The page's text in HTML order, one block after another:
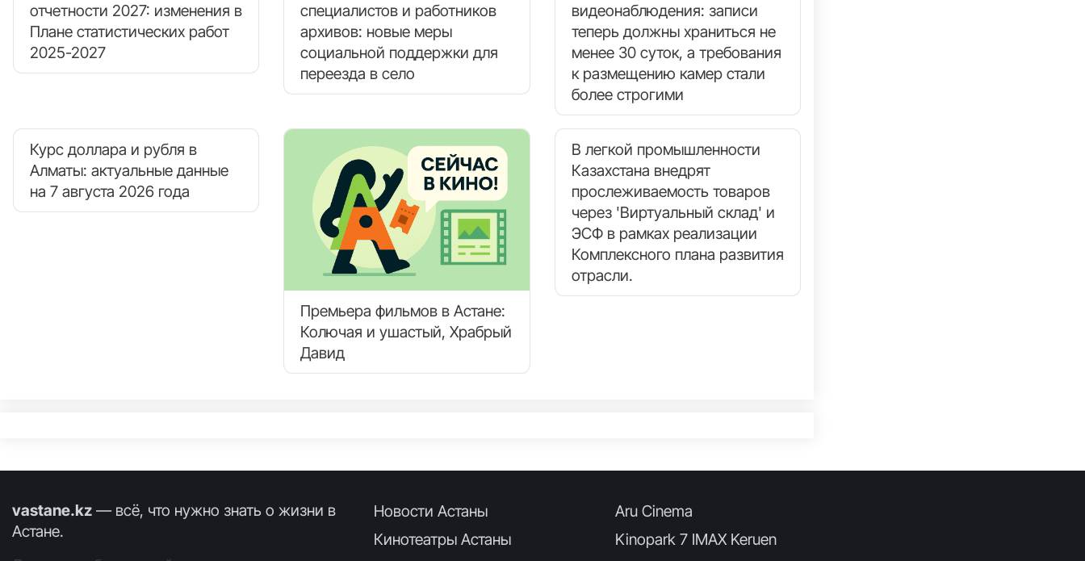
отчетности 2027: изменения в
Плане статистических работ
2025-2027
специалистов и работников
архивов: новые меры
социальной поддержки для
переезда в село
видеонаблюдения: записи
теперь должны храниться не
менее 30 суток, а требования
к размещению камер стали
более строгими
Курс доллара и рубля в
Алматы: актуальные данные
на 7 августа 2026 года
Премьера фильмов в Астане:
Колючая и ушастый, Храбрый
Давид
В легкой промышленности
Казахстана внедрят
прослеживаемость товаров
через 'Виртуальный склад' и
ЭСФ в рамках реализации
Комплексного плана развития
отрасли.
vastane.kz — всё, что нужно знать о жизни в
Астане.
Новости Астаны
Кинотеатры Астаны
Aru Cinema
Kinopark 7 IMAX Keruen